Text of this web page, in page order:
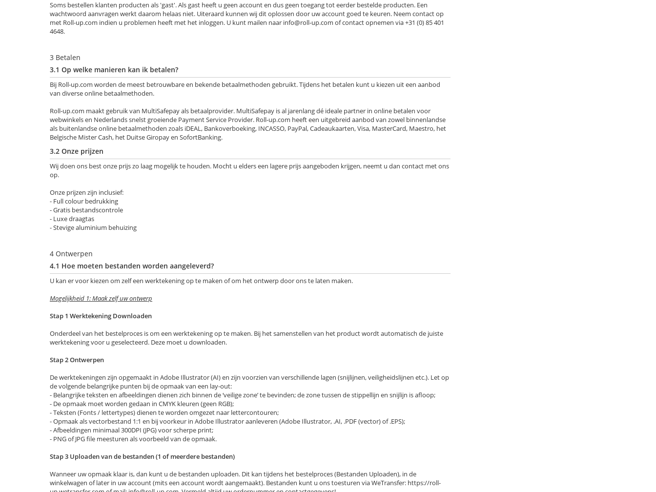
Soms bestellen klanten producten als 'gast'. Als gast heeft u geen account en dus geen toegang tot eerder bestelde producten. Een
wachtwoord aanvragen werkt daarom helaas niet. Uiteraard kunnen wij dit oplossen door uw account goed te keuren. Neem contact op
met Roll-up.com indien u problemen heeft met het inloggen. U kunt mailen naar info@roll-up.com of contact opnemen via +31 (0) 85 401
4648.
3 Betalen
3.1 Op welke manieren kan ik betalen?
Bij Roll-up.com worden de meest betrouwbare en bekende betaalmethoden gebruikt. Tijdens het betalen kunt u kiezen uit een aanbod
van diverse online betaalmethoden.
Roll-up.com maakt gebruik van MultiSafepay als betaalprovider. MultiSafepay is al jarenlang dé ideale partner in online betalen voor
webwinkels en Nederlands snelst groeiende Payment Service Provider. Roll-up.com heeft een uitgebreid aanbod van zowel binnenlandse
als buitenlandse online betaalmethoden zoals iDEAL, Bankoverboeking, INCASSO, PayPal, Cadeaukaarten, Visa, MasterCard, Maestro, het
Belgische Mister Cash, het Duitse Giropay en SofortBanking.
3.2 Onze prijzen
Wij doen ons best onze prijs zo laag mogelijk te houden. Mocht u elders een lagere prijs aangeboden krijgen, neemt u dan contact met ons
op.
Onze prijzen zijn inclusief:
- Full colour bedrukking
- Gratis bestandscontrole
- Luxe draagtas
- Stevige aluminium behuizing
4 Ontwerpen
4.1 Hoe moeten bestanden worden aangeleverd?
U kan er voor kiezen om zelf een werktekening op te maken of om het ontwerp door ons te laten maken.
Mogelijkheid 1: Maak zelf uw ontwerp
Stap 1 Werktekening Downloaden
Onderdeel van het bestelproces is om een werktekening op te maken. Bij het samenstellen van het product wordt automatisch de juiste
werktekening voor u geselecteerd. Deze moet u downloaden.
Stap 2 Ontwerpen
De werktekeningen zijn opgemaakt in Adobe Illustrator (AI) en zijn voorzien van verschillende lagen (snijlijnen, veiligheidslijnen etc.). Let op
de volgende belangrijke punten bij de opmaak van een lay-out:
- Belangrijke teksten en afbeeldingen dienen zich binnen de ‘veilige zone’ te bevinden; de zone tussen de stippellijn en snijlijn is afloop;
- De opmaak moet worden gedaan in CMYK kleuren (geen RGB);
- Teksten (Fonts / lettertypes) dienen te worden omgezet naar lettercontouren;
- Opmaak als vectorbestand 1:1 en bij voorkeur in Adobe Illustrator aanleveren (Adobe Illustrator, .AI, .PDF (vector) of .EPS);
- Afbeeldingen minimaal 300DPI (JPG) voor scherpe print;
- PNG of JPG file meesturen als voorbeeld van de opmaak.
Stap 3 Uploaden van de bestanden (1 of meerdere bestanden)
Wanneer uw opmaak klaar is, dan kunt u de bestanden uploaden. Dit kan tijdens het bestelproces (Bestanden Uploaden), in de
winkelwagen of later in uw account (mits een account wordt aangemaakt). Bestanden kunt u ons toesturen via WeTransfer: https://roll-